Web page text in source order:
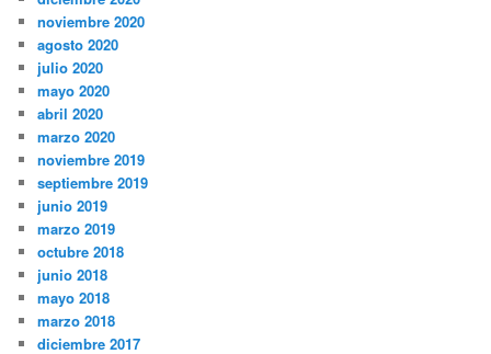
noviembre 2020
agosto 2020
julio 2020
mayo 2020
abril 2020
marzo 2020
noviembre 2019
septiembre 2019
junio 2019
marzo 2019
octubre 2018
junio 2018
mayo 2018
marzo 2018
diciembre 2017